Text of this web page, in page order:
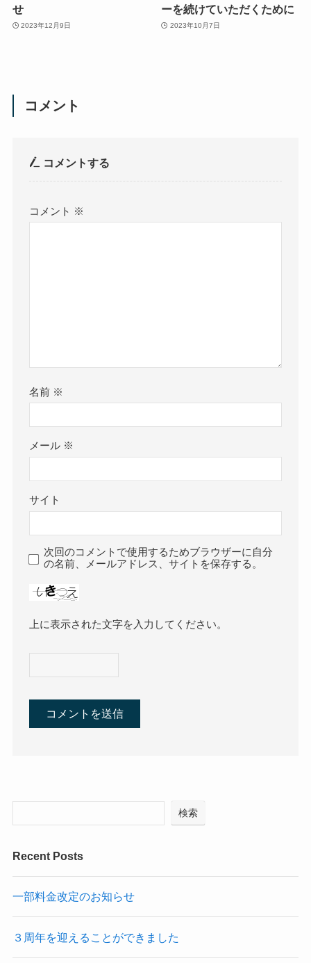
せ
2023年12月9日
ーを続けていただくために
2023年10月7日
コメント
コメントする
コメント ※
名前 ※
メール ※
サイト
次回のコメントで使用するためブラウザーに自分
の名前、メールアドレス、サイトを保存する。
上に表示された文字を入力してください。
検索
Recent Posts
一部料金改定のお知らせ
３周年を迎えることができました